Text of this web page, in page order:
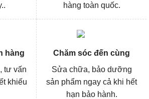
hàng toàn quốc.
hàng
tư vấn
khiếu
Chăm sóc đến cùng
Sửa chữa, bảo dưỡng
sản phẩm ngay cả khi hết
hạn bảo hành.